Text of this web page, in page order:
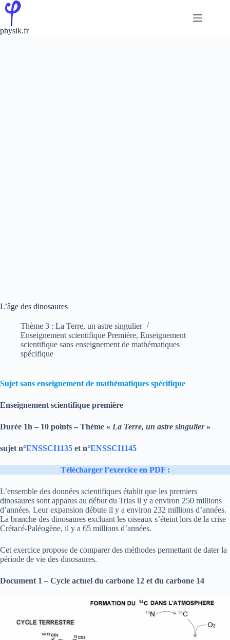
Passer
au
contenu
physik.fr
L’âge des dinosaures
Thème 3 : La Terre, un astre singulier
Enseignement scientifique Première, Enseignement
scientifique sans enseignement de mathématiques
spécifique
Sujet sans enseignement de mathématiques spécifique
Enseignement scientifique première
Durée 1h – 10 points – Thème « La Terre, un astre singulier»
sujet n°ENSSCI1135 et n°ENSSCI1145
Télécharger l’exercice en PDF :
L’ensemble des données scientifiques établit que les premiers
dinosaures sont apparus au début du Trias il y a environ 250 millions
d’années. Leur expansion débute il y a environ 232 millions d’années.
La branche des dinosaures excluant les oiseaux s’éteint lors de la crise
Crétacé-Paléogène, il y a 65 millions d’années.
Cet exercice propose de comparer des méthodes permettant de dater la
période de vie des dinosaures.
Document 1 – Cycle actuel du carbone 12 et du carbone 14